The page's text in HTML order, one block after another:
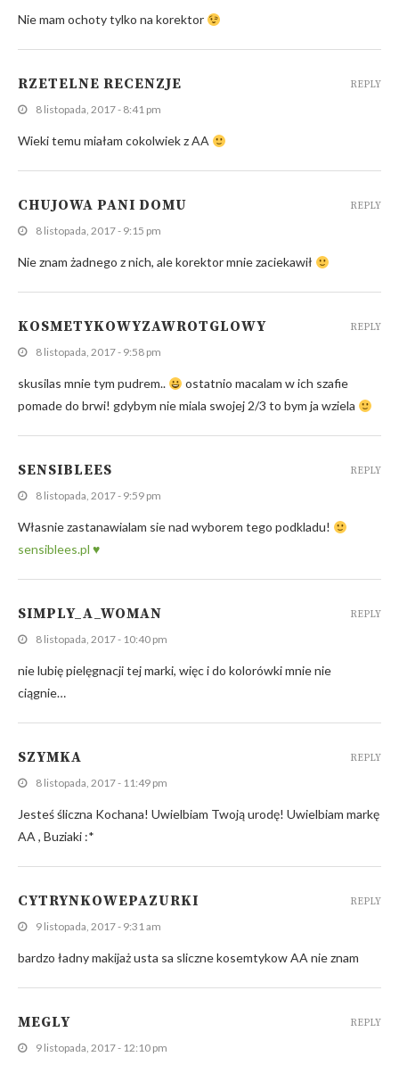
Nie mam ochoty tylko na korektor
RZETELNE RECENZJE
8 listopada, 2017 - 8:41 pm
Wieki temu miałam cokolwiek z AA
REPLY
CHUJOWA PANI DOMU
8 listopada, 2017 - 9:15 pm
Nie znam żadnego z nich, ale korektor mnie zaciekawił
REPLY
KOSMETYKOWYZAWROTGLOWY
8 listopada, 2017 - 9:58 pm
skusilas mnie tym pudrem..
ostatnio macalam w ich szafie
pomade do brwi! gdybym nie miala swojej 2/3 to bym ja wziela
REPLY
SENSIBLEES
8 listopada, 2017 - 9:59 pm
Własnie zastanawialam sie nad wyborem tego podkladu!
sensiblees.pl ♥
REPLY
SIMPLY_A_WOMAN
8 listopada, 2017 - 10:40 pm
nie lubię pielęgnacji tej marki, więc i do kolorówki mnie nie
ciągnie…
REPLY
SZYMKA
8 listopada, 2017 - 11:49 pm
Jesteś śliczna Kochana! Uwielbiam Twoją urodę! Uwielbiam markę
AA , Buziaki :*
REPLY
CYTRYNKOWEPAZURKI
9 listopada, 2017 - 9:31 am
bardzo ładny makijaż usta sa sliczne kosemtykow AA nie znam
REPLY
MEGLY
9 listopada, 2017 - 12:10 pm
REPLY